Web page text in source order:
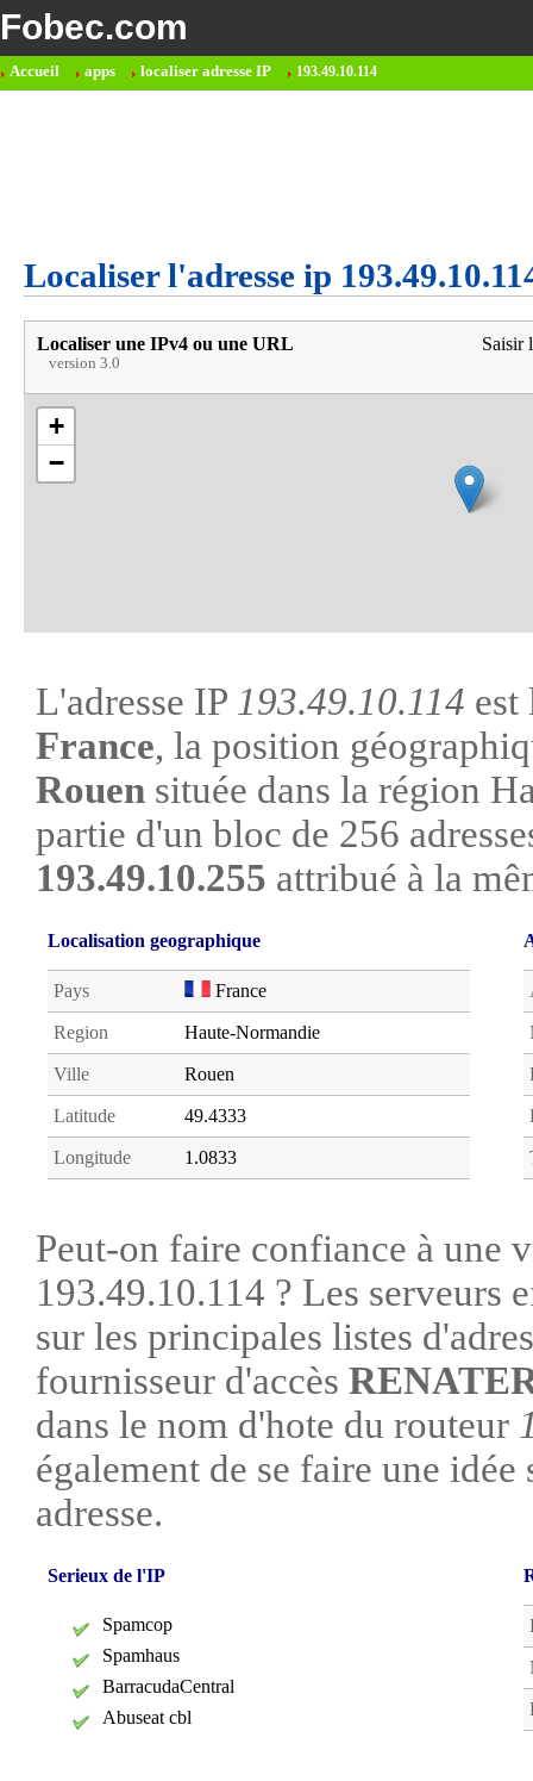
Fobec.com
Accueil apps localiser adresse IP 193.49.10.114
Localiser l'adresse ip
Localiser une IPv4 ou une URL
version 3.0
Saisir
+
−
L'adresse IP 193.49.10.114 est
France, la position
Rouen située dans la région
partie d'un bloc de 256
193.49.10.255 attribué à la
Localisation geographique
Pays France
Region Haute-Normandie
Ville Rouen
Latitude 49.4333
Longitude 1.0833
Peut-on faire confiance à une
193.49.10.114 ? Les serveurs
sur les principales listes
fournisseur d'accès
dans le nom d'hote du routeur
également de se faire une
adresse.
Serieux de l'IP
Spamcop
Spamhaus
BarracudaCentral
Abuseat cbl